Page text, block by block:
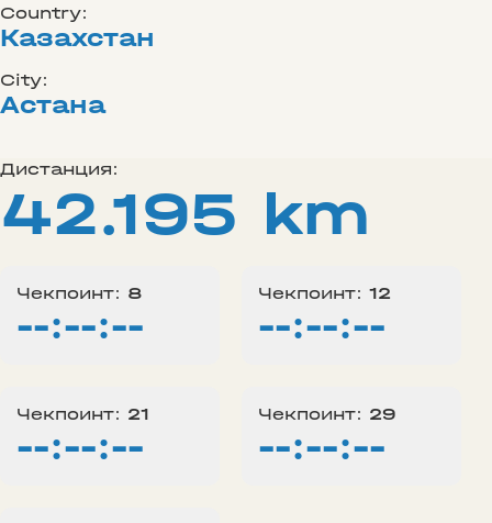
Country:
Казахстан
City:
Астана
Дистанция:
42.195 km
Чекпоинт: 8
--:--:--
Чекпоинт: 12
--:--:--
Чекпоинт: 21
--:--:--
Чекпоинт: 29
--:--:--